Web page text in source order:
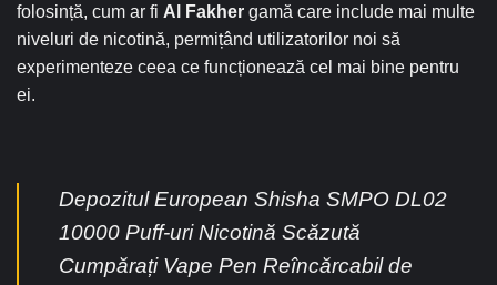
folosință, cum ar fi Al Fakher gamă care include mai multe
niveluri de nicotină, permițând utilizatorilor noi să
experimenteze ceea ce funcționează cel mai bine pentru
ei.
Depozitul European Shisha SMPO DL02
10000 Puff-uri Nicotină Scăzută
Cumpărați Vape Pen Reîncărcabil de